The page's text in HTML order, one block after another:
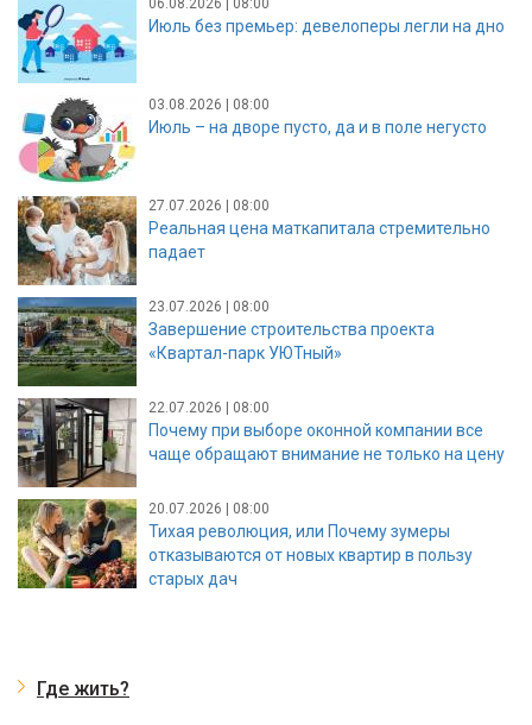
Июль без премьер: девелоперы легли на дно
03.08.2026 | 08:00
Июль – на дворе пусто, да и в поле негусто
27.07.2026 | 08:00
Реальная цена маткапитала стремительно
падает
23.07.2026 | 08:00
Завершение строительства проекта
«Квартал-парк УЮТный»
22.07.2026 | 08:00
Почему при выборе оконной компании все
чаще обращают внимание не только на цену
20.07.2026 | 08:00
Тихая революция, или Почему зумеры
отказываются от новых квартир в пользу
старых дач
Где жить?